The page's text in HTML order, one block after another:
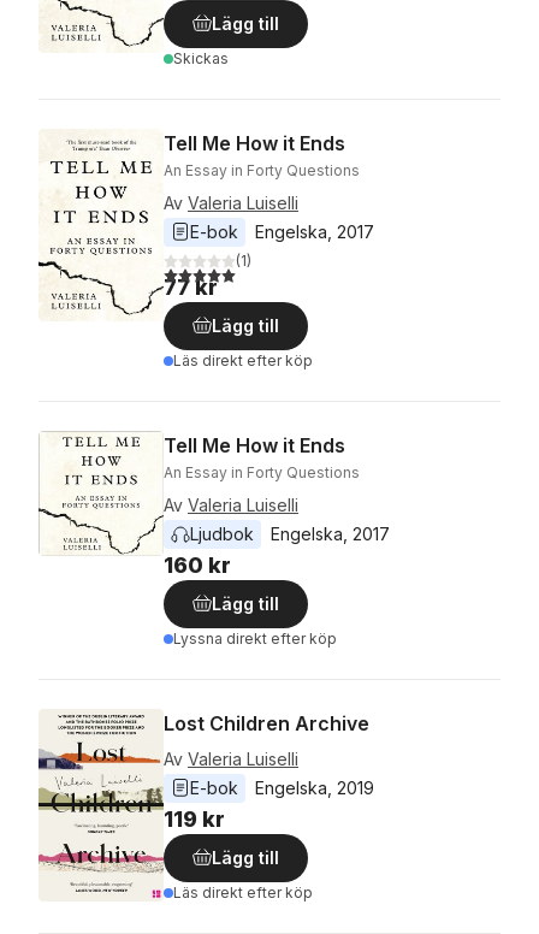
Lägg till
Skickas
Tell Me How it Ends
An Essay in Forty Questions
Av Valeria Luiselli
E-bok
Engelska 2017
5,0utav 5 stjärnor. Totalt antal röster:
(1)
77 kr
Lägg till
Läs direkt efter köp
Tell Me How it Ends
An Essay in Forty Questions
Av Valeria Luiselli
Ljudbok
Engelska 2017
160 kr
Lägg till
Lyssna direkt efter köp
Lost Children Archive
Av Valeria Luiselli
E-bok
Engelska 2019
119 kr
Lägg till
Läs direkt efter köp